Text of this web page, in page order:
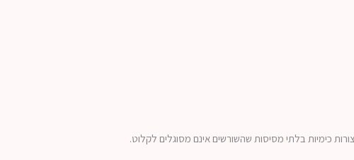
כימיות בלתי מסיסות שהשורשים אינם מסוגלים לקלוט.